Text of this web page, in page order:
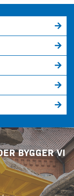
BYGGER VI